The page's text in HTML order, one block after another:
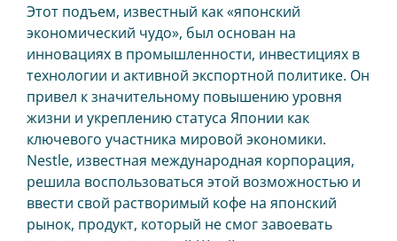
ОБРАТНАЯ СВЯЗЬ
8 495 134 18 01
СЛЕДУЙТЕ ЗА НАМИ
Этот подъем, известный как «японский
экономический чудо», был основан на
инновациях в промышленности, инвестициях в
технологии и активной экспортной политике. Он
привел к значительному повышению уровня
жизни и укреплению статуса Японии как
ключевого участника мировой экономики.
Nestle, известная международная корпорация,
решила воспользоваться этой возможностью и
ввести свой растворимый кофе на японский
рынок, продукт, который не смог завоевать